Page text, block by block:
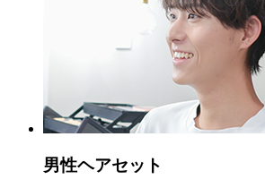
男性ヘアセット